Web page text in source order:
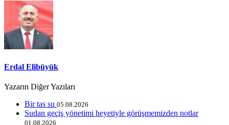
Erdal Elibüyük
Yazarın Diğer Yazıları
Bir tas su 05.08.2026
Sudan geçiş yönetimi heyetiyle görüşmemizden notlar
01.08.2026